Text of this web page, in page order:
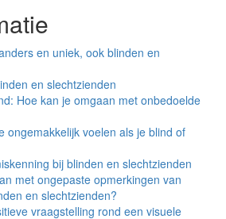
en uniek, ook blinden en
en slechtzienden
Hoe kan je omgaan met onbedoelde
ongemakkelijk voelen als je blind of
bij blinden en slechtzienden
met ongepaste opmerkingen van
en slechtzienden?
vraagstelling rond een visuele